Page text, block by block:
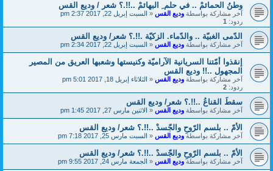
وطنُ الحمائمْ .. في حلم ِ البهائمْ ..!!.؟ شعر / وديع القس
آخر مشاركة بواسطةوديع القس«السبت إبريل 22, 2017 2:37 pm
ردود: 1
الدّمى الغبيّة .. والدّماء. الزكيّة .!!.؟ شعر/ وديع القس
آخر مشاركة بواسطةوديع القس«السبت إبريل 22, 2017 2:34 pm
إنقذوا أمّتنا السريانية الآراميّة وكنيستها وشعبها العريق من المصير
المجهول ..!! وديع القس
آخر مشاركة بواسطةوديع القس«الثلاثاء إبريل 18, 2017 5:01 pm
ردود: 2
سقطَ القناعُ ..!!.؟ شعر/ وديع القس
آخر مشاركة بواسطةوديع القس«الاثنين مارس 27, 2017 1:45 pm
الأمّ .. بلسم الرّوحِ والجّسدْ ..!!.؟ شعر/ وديع القس
آخر مشاركة بواسطةوديع القس«السبت مارس 25, 2017 7:18 pm
الأمّ .. بلسم الرّوحِ والجّسدْ ..!!.؟ شعر/ وديع القس
آخر مشاركة بواسطةوديع القس«الجمعة مارس 24, 2017 9:55 pm